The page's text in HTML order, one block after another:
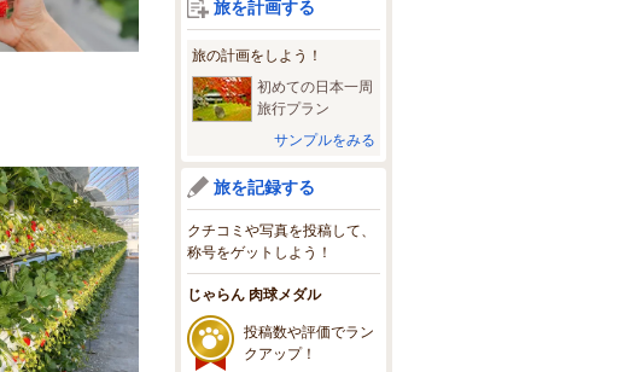
旅を計画する
旅の計画をしよう！
初めての日本一周
旅行プラン
サンプルをみる
旅を記録する
クチコミや写真を投稿して、
称号をゲットしよう！
じゃらん 肉球メダル
投稿数や評価でラン
クアップ！